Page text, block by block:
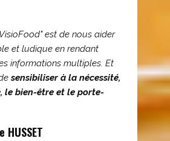
est de nous aider
et ludique en rendant
informations multiples. Et
sensibiliser à la nécessité,
le bien-être et le porte-
HUSSET